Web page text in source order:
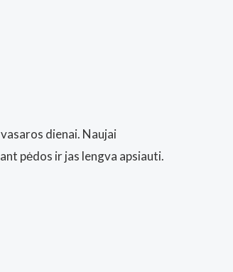
dienai. Naujai
pėdos ir jas lengva apsiauti.